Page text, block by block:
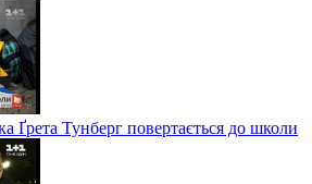
Ґрета Тунберг повертається до школи